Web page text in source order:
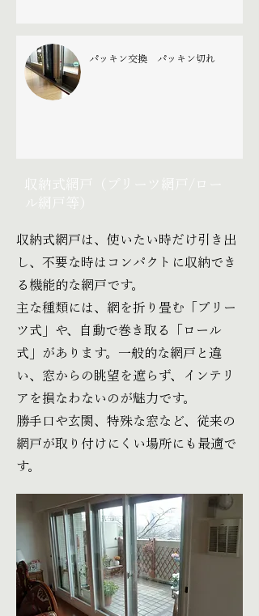
パッキン交換 パッキン切れ
収納式網戸（プリーツ網戸/ロー
ル網戸等）
収納式網戸は、使いたい時だけ引き出
し、不要な時はコンパクトに収納でき
る機能的な網戸です。
主な種類には、網を折り畳む「プリー
ツ式」や、自動で巻き取る「ロール
式」があります。一般的な網戸と違
い、窓からの眺望を遮らず、インテリ
アを損なわないのが魅力です。
勝手口や玄関、特殊な窓など、従来の
網戸が取り付けにくい場所にも最適で
す。